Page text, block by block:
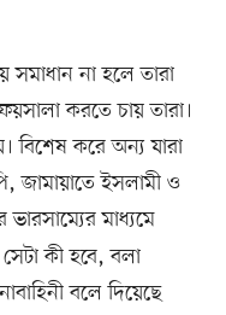
না হলে তারা
ফয়সালা করতে চায় তারা।
বিশেষ করে অন্য যারা
জামায়াতে ইসলামী ও
মাধ্যমে
কী হবে, বলা
বলে দিয়েছে